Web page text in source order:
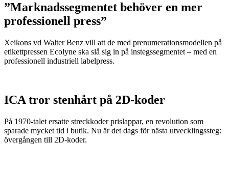
”Marknadssegmentet behöver en mer
professionell press”
Xeikons vd Walter Benz vill att de med prenumerationsmodellen på
etikettpressen Ecolyne ska slå sig in på instegssegmentet – med en
professionell industriell labelpress.
ICA tror stenhårt på 2D-koder
På 1970-talet ersatte streckkoder prislappar, en revolution som
sparade mycket tid i butik. Nu är det dags för nästa utvecklingssteg:
övergången till 2D-koder.